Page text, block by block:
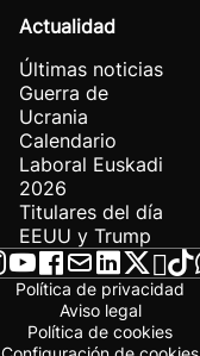
Actualidad
Últimas noticias
Guerra de
Ucrania
Calendario
Laboral Euskadi
2026
Titulares del día
EEUU y Trump
Política de privacidad
Aviso legal
Política de cookies